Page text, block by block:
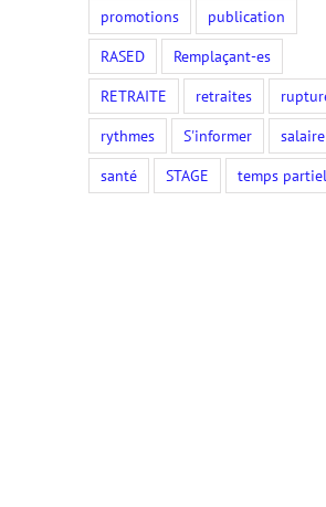
promotions
publication
RASED
Remplaçant-es
RETRAITE
retraites
rythmes
S'informer
salaire
santé
STAGE temps